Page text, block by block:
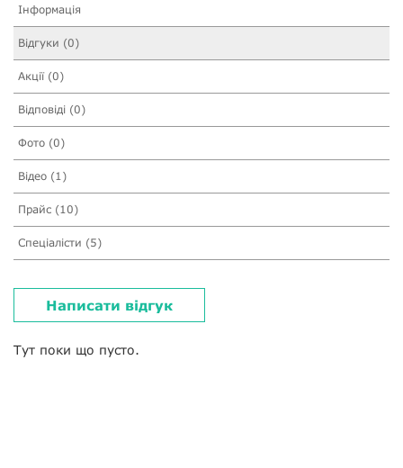
Інформація
Відгуки (0)
Акції (0)
Відповіді (0)
Фото (0)
Відео (1)
Прайс (10)
Спеціалісти (5)
Написати відгук
Тут поки що пусто.